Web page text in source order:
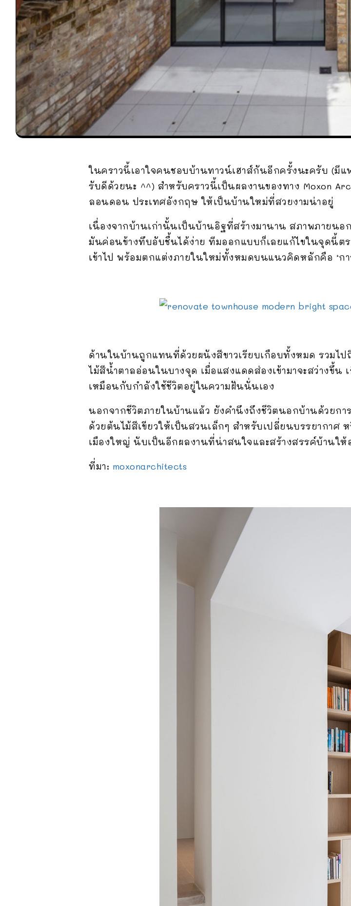
ในคราวนี้เอาใจคนชอบบ้านทาวน์เฮาส์กันอีกครั้งนะครับ (มี
รับดีด้วยนะ ^^) สำหรับคราวนี้เป็นผลงานของทาง Moxon
ลอนดอน ประเทศอังกฤษ ให้เป็นบ้านใหม่ที่สวยงามน่าอยู่
เนื่องจากบ้านเก่านั้นเป็นบ้านอิฐที่สร้างมานาน สภาพภายนอ
มันค่อนข้างทึบอับชื้นได้ง่าย ทีมออกแบบก็เลยแก้ไขในจุดนี้ต
เข้าไป พร้อมตกแต่งภายในใหม่ทั้งหมดบนแนวคิดหลักคือ ‘กา
ด้านในบ้านถูกแทนที่ด้วยผนังสีขาวเรียบเกือบทั้งหมด รวมไ
ไม้สีน้ำตาลอ่อนในบางจุด เมื่อแสงแดดส่องเข้ามาจะสว่างขึ้น
เหมือนกับกำลังใช้ชีวิตอยู่ในความฝันนั่นเอง
นอกจากชีวิตภายในบ้านแล้ว ยังคำนึงถึงชีวิตนอกบ้านด้วยก
ด้วยต้นไม้สีเขียวให้เป็นสวนเล็กๆ สำหรับเปลี่ยนบรรยากาศ
เมืองใหญ่ นับเป็นอีกผลงานที่น่าสนใจและสร้างสรรค์บ้านให้
ที่มา: moxonarchitects